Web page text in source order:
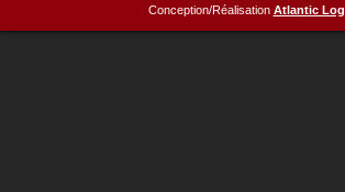
Conception/Réalisation Atlantic Log